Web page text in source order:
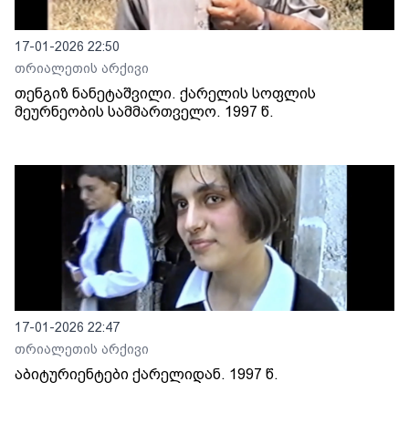
17-01-2026 22:50
თრიალეთის არქივი
თენგიზ ნანეტაშვილი. ქარელის სოფლის
მეურნეობის სამმართველო. 1997 წ.
17-01-2026 22:47
თრიალეთის არქივი
აბიტურიენტები ქარელიდან. 1997 წ.